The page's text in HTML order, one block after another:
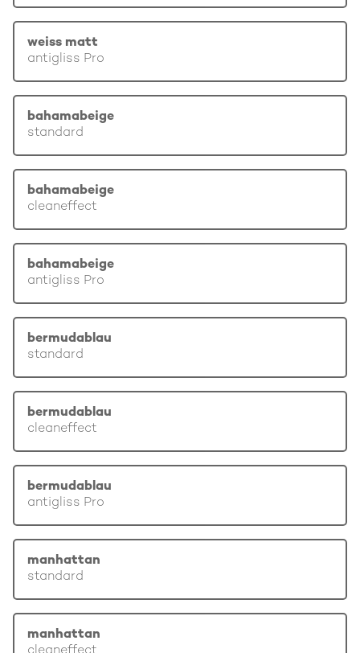
weiss matt
antigliss Pro
bahamabeige
standard
bahamabeige
cleaneffect
bahamabeige
antigliss Pro
bermudablau
standard
bermudablau
cleaneffect
bermudablau
antigliss Pro
manhattan
standard
manhattan